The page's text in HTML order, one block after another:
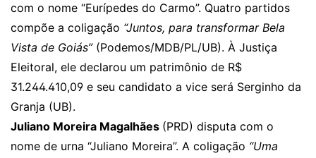
com o nome “Eurípedes do Carmo”. Quatro partidos
compõe a coligação “Juntos, para transformar Bela
Vista de Goiás” (Podemos/MDB/PL/UB). À Justiça
Eleitoral, ele declarou um patrimônio de R$
31.244.410,09 e seu candidato a vice será Serginho da
Granja (UB).
Juliano Moreira Magalhães (PRD) disputa com o
nome de urna “Juliano Moreira”. A coligação “Uma